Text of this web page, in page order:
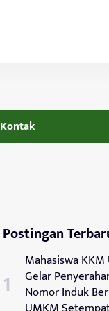
Kontak
Postingan
Mahasiswa
Gelar
Nomor Induk